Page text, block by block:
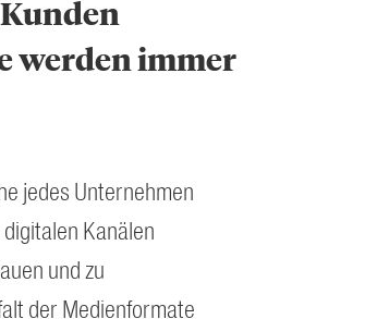
werden immer
jedes Unternehmen
Kanälen
und zu
der Medienformate